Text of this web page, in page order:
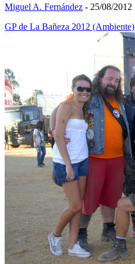
Miguel A. Fernández - 25/08/2012
GP de La Bañeza 2012 (Ambiente)